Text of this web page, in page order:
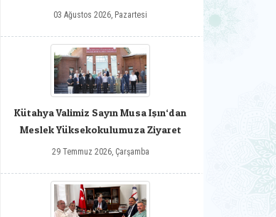
03 Ağustos 2026, Pazartesi
Kütahya Valimiz Sayın Musa Işın‘dan
Meslek Yüksekokulumuza Ziyaret
29 Temmuz 2026, Çarşamba